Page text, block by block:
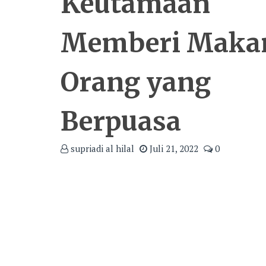
Memberi
Orang yang
Berpuasa
supriadi al hilal Juli 21, 2022 0